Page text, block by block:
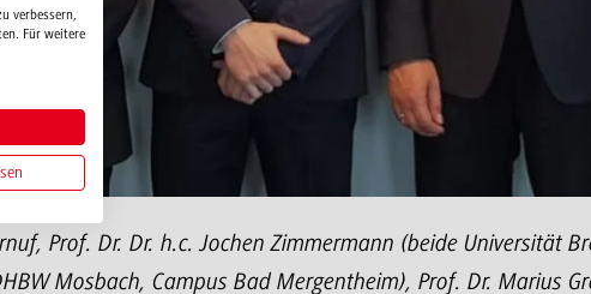
Prof. Dr. Dr. h.c. Jochen Zimmermann (beide Universität
Mosbach, Campus Bad Mergentheim), Prof. Dr. Marius
verbessern,
Für weitere